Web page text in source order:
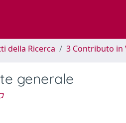
della Ricerca 3 Contributo in
generale